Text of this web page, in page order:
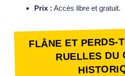
Prix : Accès libre et gratuit.
FLÂNE ET PERDS-
RUELLES DU